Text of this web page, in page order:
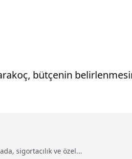
bütçenin
sigortacılık ve özel...